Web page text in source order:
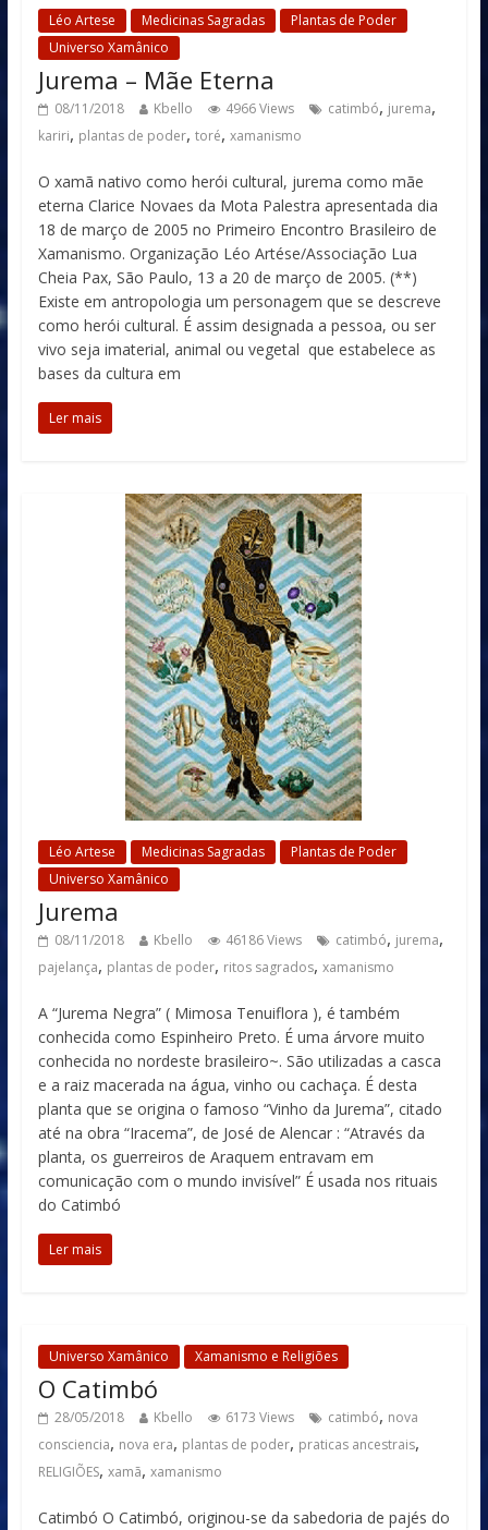
Léo Artese Medicinas Sagradas
Plantas de Poder
Universo Xamânico
Jurema – Mãe Eterna
08/11/2018 Kbello 4966 Views catimbó, jurema,
kariri, plantas de poder, toré, xamanismo
O xamã nativo como herói cultural, jurema como mãe
eterna Clarice Novaes da Mota Palestra apresentada dia
18 de março de 2005 no Primeiro Encontro Brasileiro de
Xamanismo. Organização Léo Artése/Associação Lua
Cheia Pax, São Paulo, 13 a 20 de março de 2005. (**)
Existe em antropologia um personagem que se descreve
como herói cultural. É assim designada a pessoa, ou ser
vivo seja imaterial, animal ou vegetal que estabelece as
bases da cultura em
Ler mais
Léo Artese Medicinas Sagradas
Plantas de Poder
Universo Xamânico
Jurema
08/11/2018 Kbello 46186 Views catimbó, jurema,
pajelança, plantas de poder, ritos sagrados, xamanismo
A “Jurema Negra” ( Mimosa Tenuiflora ), é também
conhecida como Espinheiro Preto. É uma árvore muito
conhecida no nordeste brasileiro~. São utilizadas a casca
e a raiz macerada na água, vinho ou cachaça. É desta
planta que se origina o famoso “Vinho da Jurema”, citado
até na obra “Iracema”, de José de Alencar : “Através da
planta, os guerreiros de Araquem entravam em
comunicação com o mundo invisível” É usada nos rituais
do Catimbó
Ler mais
Universo Xamânico Xamanismo e Religiões
O Catimbó
28/05/2018 Kbello 6173 Views catimbó, nova
consciencia, nova era, plantas de poder, praticas ancestrais,
RELIGIÕES, xamã, xamanismo
Catimbó O Catimbó, originou-se da sabedoria de pajés do